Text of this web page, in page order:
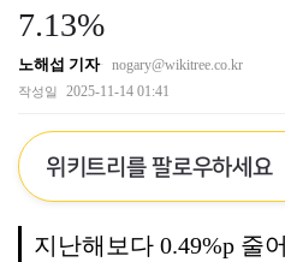
7.13%
노해섭 기자 nogary@wikitree.co.kr
작성일 2025-11-14 01:41
위키트리를 팔로우하세요
지난해보다 0.49%p 줄어